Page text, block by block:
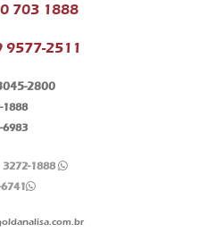
703 1888
9577-2511
2800
1888
6983
3272-1888